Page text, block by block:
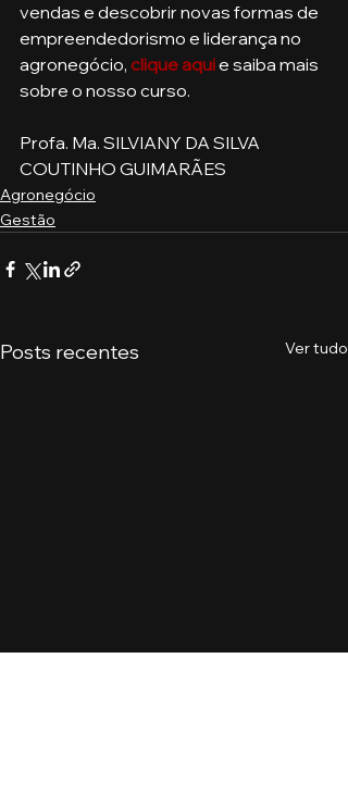
vendas e descobrir novas formas de
empreendedorismo e liderança no
agronegócio, clique aqui e saiba mais
sobre o nosso curso.
Profa. Ma. SILVIANY DA SILVA
COUTINHO GUIMARÃES
Agronegócio
Gestão
Posts recentes Ver tudo